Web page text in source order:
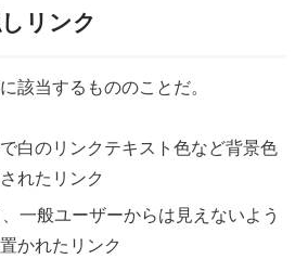
リンク
該当するもののことだ。
白のリンクテキスト色など背景色
れたリンク
一般ユーザーからは見えないよう
かれたリンク